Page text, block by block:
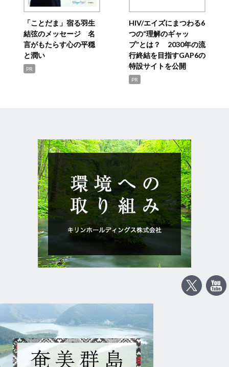
「ことだま」宿る羽生
結弦のメッセージ 名
言がもたらす心の平穏
と潤い
PR
HIV/エイズにまつわる6
つの“理解のギャッ
プ”とは？ 2030年の流
行終結を目指すGAP6の
特設サイトを公開
PR